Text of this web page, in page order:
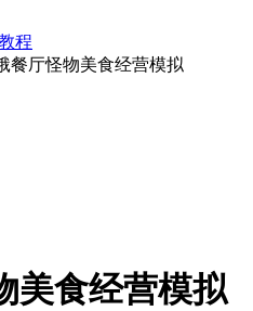
程
餐厅怪物美食经营模拟
美食经营模拟